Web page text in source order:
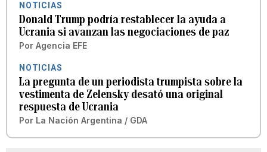
NOTICIAS
Donald Trump podría restablecer la ayuda a
Ucrania si avanzan las negociaciones de paz
Por Agencia EFE
NOTICIAS
La pregunta de un periodista trumpista sobre la
vestimenta de Zelensky desató una original
respuesta de Ucrania
Por La Nación Argentina / GDA